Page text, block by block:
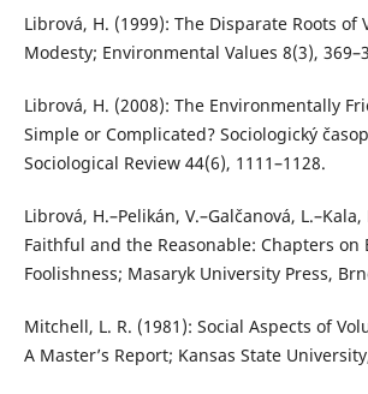
Librová, H. (1999): The Disparate Roots of
Modesty; Environmental Values 8(3),
Librová, H. (2008): The Environmentally
Simple or Complicated? Sociologický
Sociological Review 44(6), 1111–1128.
Librová, H.–Pelikán, V.–Galčanová,
Faithful and the Reasonable: Chapters on
Foolishness; Masaryk University Press,
Mitchell, L. R. (1981): Social Aspects of
A Master’s Report; Kansas State